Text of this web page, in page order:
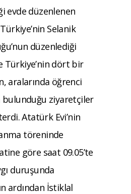
evde düzenlenen
Selanik
düzenlediği
Türkiye’nin dört bir
aralarında öğrenci
bulunduğu ziyaretçiler
Atatürk Evi’nin
töreninde
göre saat 09.05’te
duruşunda
ardından İstiklal